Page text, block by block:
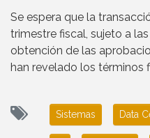
Se espera que la
trimestre fiscal, sujeto a
obtención de las
han revelado los términos
Sistemas Data